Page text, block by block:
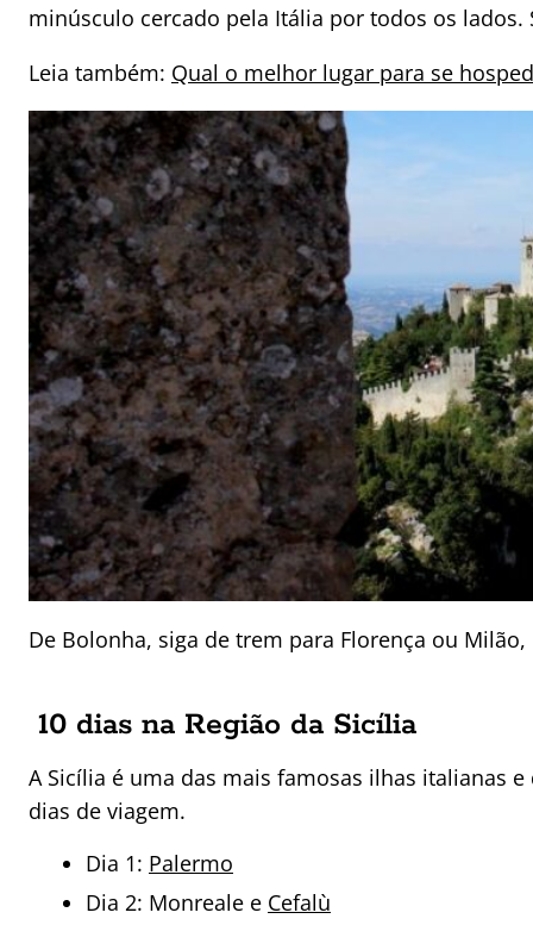
minúsculo cercado pela Itália por todos os
Leia também: Qual o melhor lugar para se
De Bolonha, siga de trem para Florença ou
10 dias na Região da Sicília
A Sicília é uma das mais famosas ilhas italianas
dias de viagem.
Dia 1: Palermo
Dia 2: Monreale e Cefalù